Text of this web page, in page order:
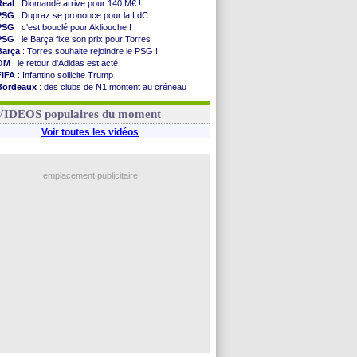
: Diomandé arrive pour 140 M€ !
: Dupraz se prononce pour la LdC
: c'est bouclé pour Akliouche !
: le Barça fixe son prix pour Torres
: Torres souhaite rejoindre le PSG !
: le retour d'Adidas est acté
: Infantino sollicite Trump
: des clubs de N1 montent au créneau
: le démenti de Leipzig pour Diomandé
populaires du moment
Voir toutes les vidéos
emplacement publicitaire